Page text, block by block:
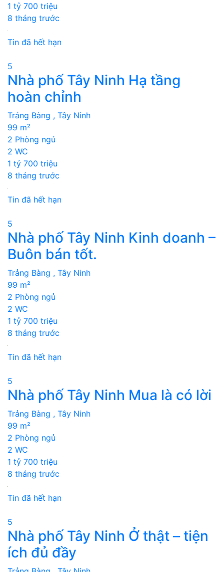
1 tỷ 700 triệu
8 tháng trước
Tin đã hết hạn
5
Nhà phố Tây Ninh Hạ tầng
hoàn chỉnh
Trảng Bàng , Tây Ninh
99 m²
2 Phòng ngủ
2 WC
1 tỷ 700 triệu
8 tháng trước
Tin đã hết hạn
5
Nhà phố Tây Ninh Kinh doanh –
Buôn bán tốt.
Trảng Bàng , Tây Ninh
99 m²
2 Phòng ngủ
2 WC
1 tỷ 700 triệu
8 tháng trước
Tin đã hết hạn
5
Nhà phố Tây Ninh Mua là có lời
Trảng Bàng , Tây Ninh
99 m²
2 Phòng ngủ
2 WC
1 tỷ 700 triệu
8 tháng trước
Tin đã hết hạn
5
Nhà phố Tây Ninh Ở thật – tiện
ích đủ đầy